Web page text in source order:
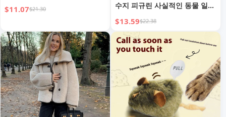
$11.07$21.30
수지 피규린 사실적인 동물 일본
식 장식 선물 자동차 액세서리
스승의 날
$13.59$22.38